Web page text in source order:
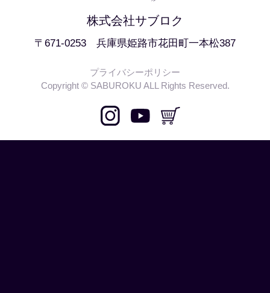
株式会社サブロク
〒671-0253 兵庫県姫路市花田町一本松387
プライバシーポリシー
Copyright © SABUROKU ALL Rights Reserved.